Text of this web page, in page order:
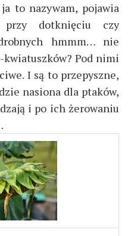
to nazywam, pojawia
przy dotknięciu czy
hmmm… nie
Pod nimi
I są to przepyszne,
nasiona dla ptaków,
i po ich żerowaniu